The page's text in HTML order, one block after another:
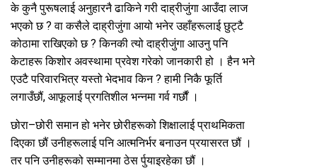
के कुनै पुरूषलाई अनुहारनै ढाकिने गरी दाह्रीजुंगा आउँदा लाज
भएको छ ? वा कसैले दाह्रीजुंगा आयो भनेर उहाँहरूलाई छुट्टै
कोठामा राखिएको छ ? किनकी त्यो दाह्रीजुंगा आउनु पनि
केटाहरू किशोर अवस्थामा प्रवेश गरेको जानकारी हो । हैन भने
एउटै परिवारभित्र यस्तो भेदभाव किन ? हामी निकै फूर्ति
लगाउँछौं, आफूलाई प्रगतिशील भन्नमा गर्व गर्छौं ।
छोरा–छोरी समान हो भनेर छोरीहरूको शिक्षालाई प्राथमिकता
दिएका छौं उनीहरूलाई पनि आत्मनिर्भर बनाउन प्रयासरत छौं ।
तर पनि उनीहरूको सम्मानमा ठेस र्पुयाइरहेका छौं ।